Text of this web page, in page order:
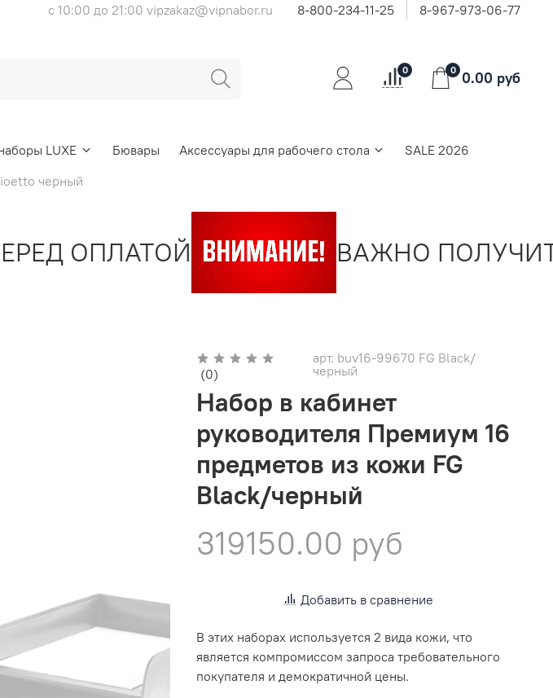
с 10:00 до 21:00 vipzakaz@vipnabor.ru 8-800-234-11-25 8-967-973-06-77
0 0 0.00 руб
LUXE Бювары Аксессуары для рабочего стола
SALE 2026
черный
ОПЛАТОЙ ВАЖНО ПОЛУЧИТЬ
(0)
арт. buv16-99670 FG Black/
черный
Набор в кабинет
руководителя Премиум 16
предметов из кожи FG
Black/черный
319150.00 руб
Добавить в сравнение
В этих наборах используется 2 вида кожи, что
является компромиссом запроса требовательного
покупателя и демократичной цены.